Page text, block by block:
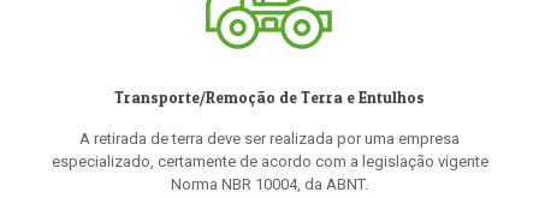
Transporte/Remoção de Terra e Entulhos
A retirada de terra deve ser realizada por uma empresa
especializado, certamente de acordo com a legislação vigente
Norma NBR 10004, da ABNT.